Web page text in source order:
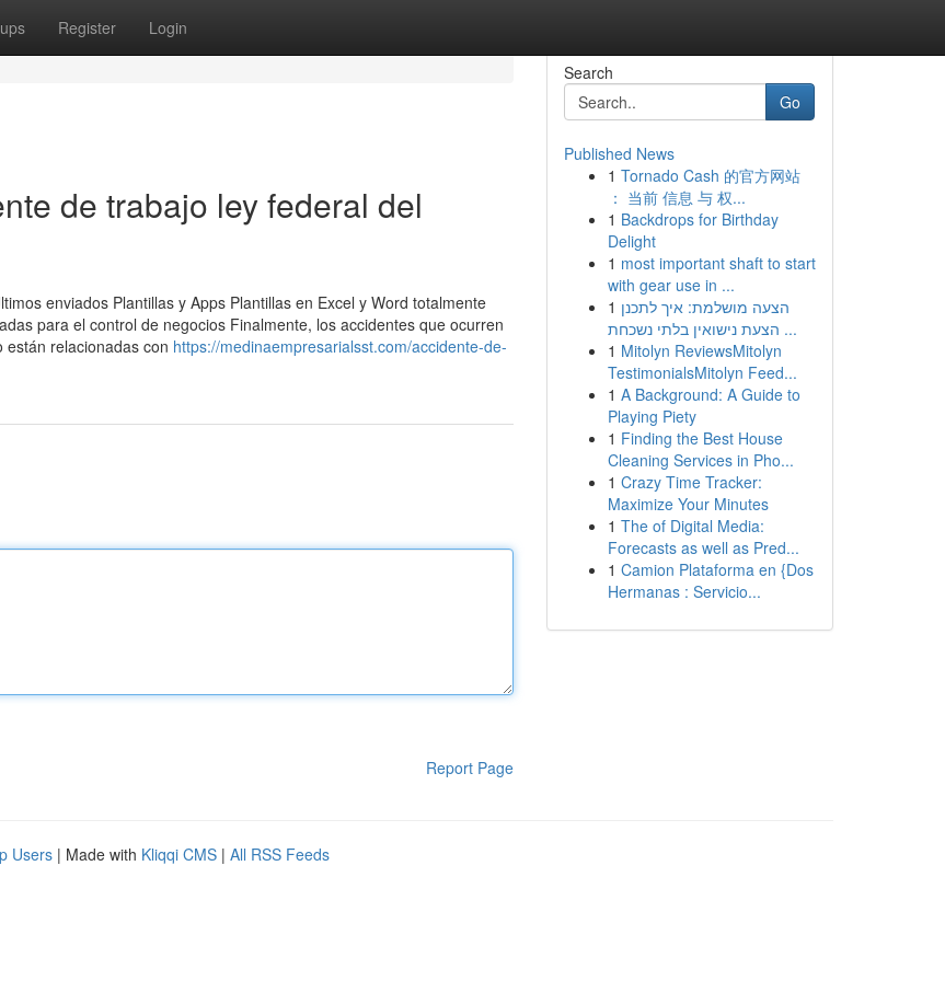
Register Login
de trabajo ley federal del
enviados Plantillas y Apps Plantillas en Excel y Word totalmente
para el control de negocios Finalmente, los accidentes que ocurren
relacionadas con https://medinaempresarialsst.com/accidente-de-
Report Page
Search
Go
Published News
1 Tornado Cash 的官方网站
： 当前 信息 与 权...
1 Backdrops for Birthday
Delight
1 most important shaft to start
with gear use in ...
1 הצעה מושלמת: איך לתכנן
הצעת נישואין בלתי נשכחת ...
1 Mitolyn ReviewsMitolyn
TestimonialsMitolyn Feed...
1 A Background: A Guide to
Playing Piety
1 Finding the Best House
Cleaning Services in Pho...
1 Crazy Time Tracker:
Maximize Your Minutes
1 The of Digital Media:
Forecasts as well as Pred...
1 Camion Plataforma en {Dos
Hermanas : Servicio...
Users | Made with Kliqqi CMS | All RSS Feeds